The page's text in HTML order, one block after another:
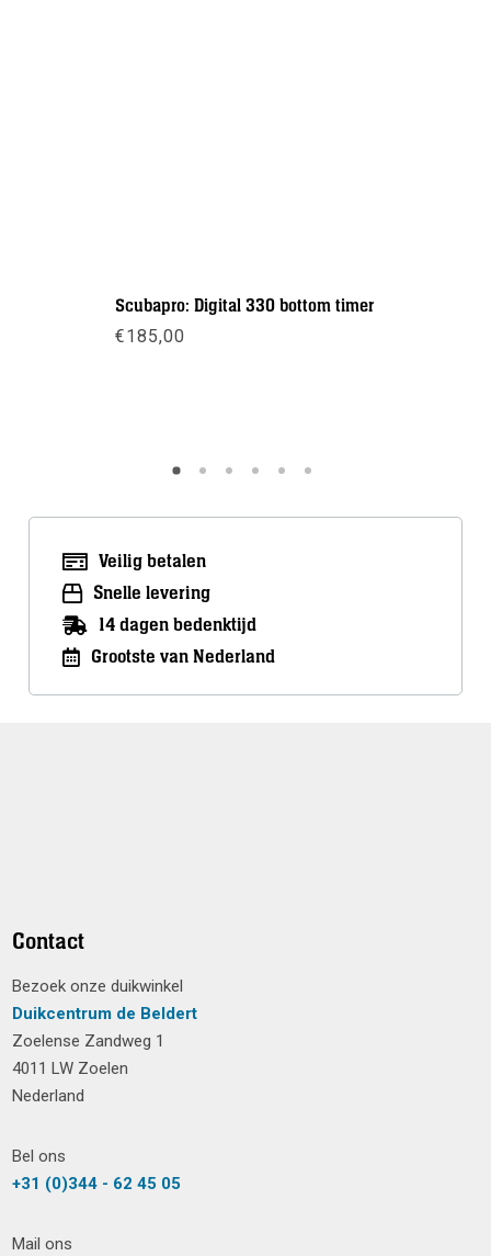
Scubapro: Digital 330 bottom timer
€185,00
Veilig betalen
Snelle levering
14 dagen bedenktijd
Grootste van Nederland
Contact
Bezoek onze duikwinkel
Duikcentrum de Beldert
Zoelense Zandweg 1
4011 LW Zoelen
Nederland
Bel ons
+31 (0)344 - 62 45 05
Mail ons